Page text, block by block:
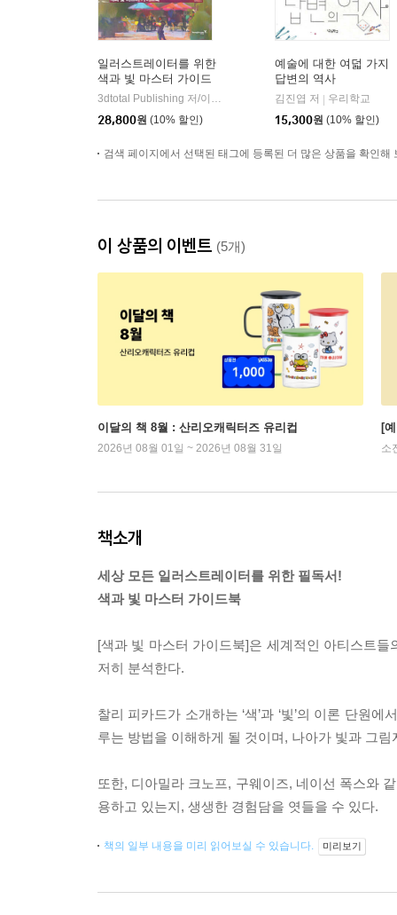
일러스트레이터를 위한
색과 빛 마스터 가이드
북 : COLOR & LIGHT 3dtotal Publishing 저/이수영 역
영진닷컴
28,800원 (10% 할인)
예술에 대한 여덟 가지
답변의 역사
김진엽 저
우리학교
15,300원 (10% 할인)
검색 페이지에서 선택된 태그에 등록된 더 많은 상품을 확인해
이 상품의 이벤트 (5개)
이달의 책 8월 : 산리오캐릭터즈 유리컵
2026년 08월 01일 ~ 2026년 08월 31일
[
소
책소개
세상 모든 일러스트레이터를 위한 필독서!
색과 빛 마스터 가이드북
[색과 빛 마스터 가이드북]은 세계적인 아티스트들
저히 분석한다.
찰리 피카드가 소개하는 ‘색’과 ‘빛’의 이론 단원
루는 방법을 이해하게 될 것이며, 나아가 빛과 그
또한, 디아밀라 크노프, 구웨이즈, 네이선 폭스와
용하고 있는지, 생생한 경험담을 엿들을 수 있다.
책의 일부 내용을 미리 읽어보실 수 있습니다. 미리보기